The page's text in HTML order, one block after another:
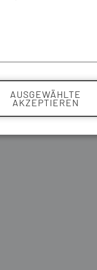
AUSGEWÄHLTE
AKZEPTIEREN